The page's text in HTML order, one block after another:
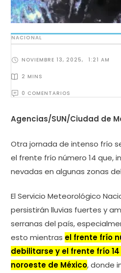
NACIONAL
NOVIEMBRE 13, 2025, 1:21 AM
2 MINS
0 COMENTARIOS
Agencias/SUN/Ciudad de
Otra jornada de intenso frío
el frente frío número 14 que,
nevadas en algunas zonas
El Servicio Meteorológico
persistirán lluvias fuertes y
serranas del país,
esto mientras el frente frío
debilitarse y el frente frío
noroeste de México, donde